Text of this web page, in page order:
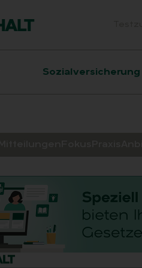
Sozialversicherung